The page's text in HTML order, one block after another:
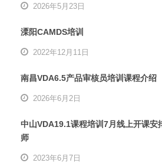
2026年5月23日
溧阳CAMDS培训
2022年12月11日
南昌VDA6.5产品审核员培训课程介绍
2026年6月2日
中山VDA19.1课程培训7月线上开课安
师
2023年6月7日